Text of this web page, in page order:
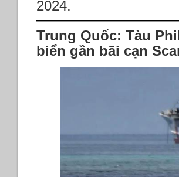
2024.
Trung Quốc: Tàu
biển gần bãi cạn